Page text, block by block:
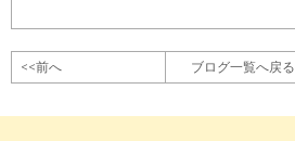
<<前へ ブログ一覧へ戻る